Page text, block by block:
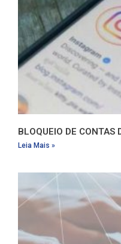
BLOQUEIO DE CONTAS
Leia Mais »